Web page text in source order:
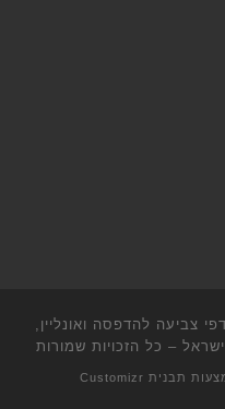
צביעה להדפסה ואונליין,
– כל הזכויות שמורות
תבנית Customizr